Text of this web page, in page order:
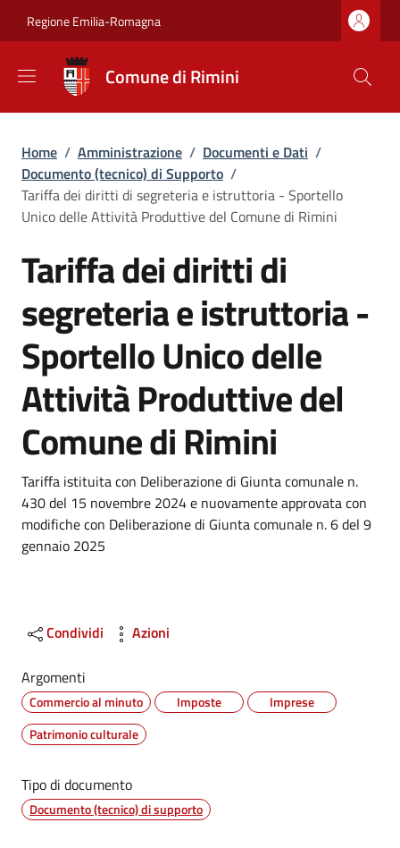
Regione Emilia-Romagna
Comune di Rimini
Briciole di pane
Home / Amministrazione / Documenti e Dati /
Documento (tecnico) di Supporto /
Tariffa dei diritti di segreteria e istruttoria - Sportello
Unico delle Attività Produttive del Comune di Rimini
Tariffa dei diritti di
segreteria e istruttoria -
Sportello Unico delle
Attività Produttive del
Comune di Rimini
Dettagli
Tariffa istituita con Deliberazione di Giunta comunale n.
430 del 15 novembre 2024 e nuovamente approvata con
modifiche con Deliberazione di Giunta comunale n. 6 del 9
gennaio 2025
Condividi Azioni
Argomenti
Commercio al minuto Imposte
Imprese
Patrimonio culturale
Tipo di documento
Documento (tecnico) di supporto